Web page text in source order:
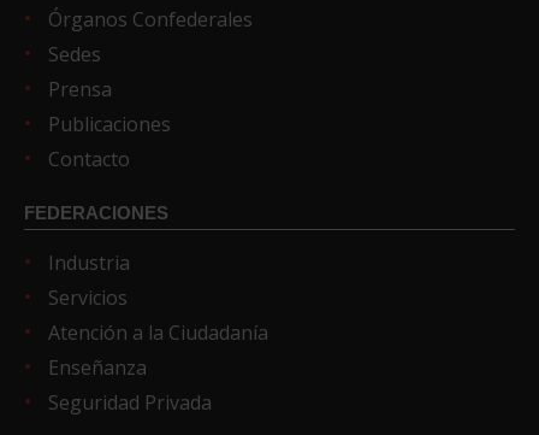
Órganos Confederales
Sedes
Prensa
Publicaciones
Contacto
FEDERACIONES
Industria
Servicios
Atención a la Ciudadanía
Enseñanza
Seguridad Privada